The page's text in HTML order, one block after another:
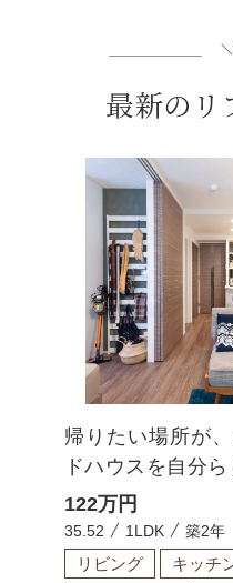
最新のリ
帰りたい場所が
ドハウスを自分
ーム ―
122万円
35.52 1LDK 築2年
リビング キッチ